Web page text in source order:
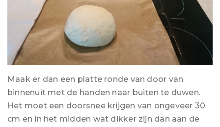
Maak er dan een platte ronde van door van
binnenuit met de handen naar buiten te duwen.
Het moet een doorsnee krijgen van ongeveer 30
cm en in het midden wat dikker zijn dan aan de